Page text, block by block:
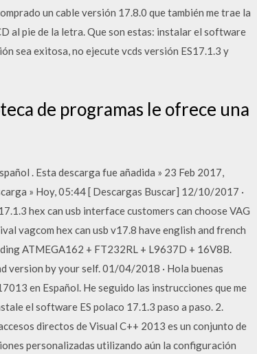
un cable versión 17.8.0 que también me trae la
al pie de la letra. Que son estas: instalar el software
sea exitosa, no ejecute vcds versión ES17.1.3 y
de programas le ofrece una
. Esta descarga fue añadida » 23 Feb 2017,
» Hoy, 05:44 [ Descargas Buscar] 12/10/2017 ·
hex can usb interface customers can choose VAG
vagcom hex can usb v17.8 have english and french
ATMEGA162 + FT232RL + L9637D + 16V8B.
version by your self. 01/04/2018 · Hola buenas
en Español. He seguido las instrucciones que me
el software ES polaco 17.1.3 paso a paso. 2.
directos de Visual C++ 2013 es un conjunto de
personalizadas utilizando aún la configuración